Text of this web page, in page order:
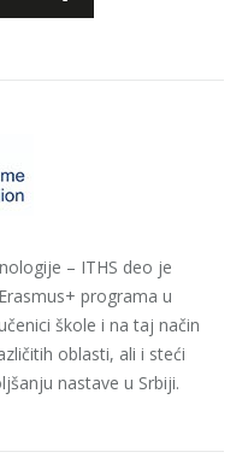
– ITHS deo je
programa u
škole i na taj način
oblasti, ali i steći
nastave u Srbiji.